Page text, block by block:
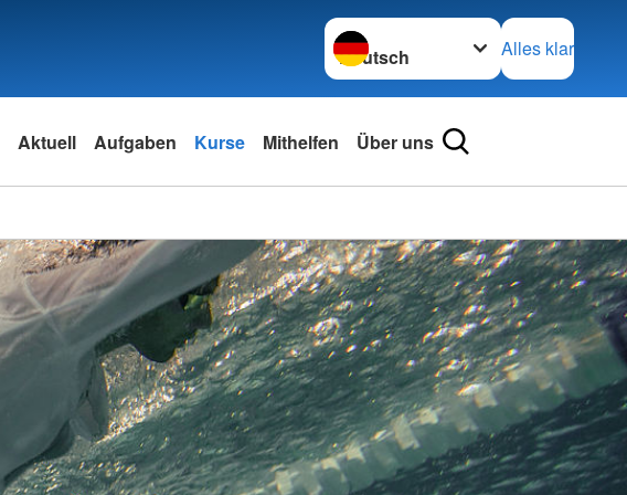
Sprache wechseln zu
Alles klar
Aktuell Aufgaben Kurse Mithelfen Über uns